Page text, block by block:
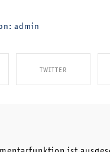
admin
TWITTER